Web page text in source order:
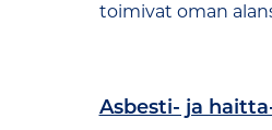
toimivat oman
Asbesti- ja